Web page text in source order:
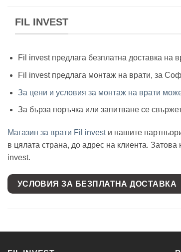
FIL INVEST
Fil invest предлага безплатна доставка на
Fil invest предлага монтаж на врати, за
За цени и условия за монтаж на врати
За бърза поръчка или запитване се
Магазин за врати Fil investи нашите
в цялата страна, до адрес на клиента.
invest.
УСЛОВИЯ ЗА БЕЗПЛАТНА ДОСТАВКА